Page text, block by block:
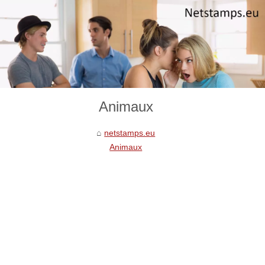
Animaux
netstamps.eu
Animaux